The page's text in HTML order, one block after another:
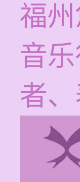
福
音
者